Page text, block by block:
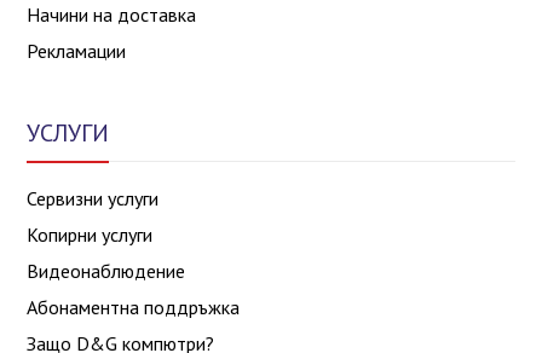
Начини на доставка
Рекламации
УСЛУГИ
Сервизни услуги
Копирни услуги
Видеонаблюдение
Абонаментна поддръжка
Защо D&G компютри?